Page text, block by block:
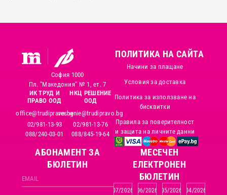
София 1000
Пл. "Македония" № 1, ет. 7
ИК ТРУД И
ПРАВО ООД
office@trudipravo.bg
02/981-13-93
088/240-03-01
НКЦ РЕШЕНИЕ
ООД
reshenie@trudipravo.bg
02/981-13-76
088/845-19-64
ПОЛИТИКА НА САЙТА
Начини за плащане
Условия за доставка
Политика за използване на
бисквитки
Правила за поверителност
и защита на личните данни
АБОНАМЕНТ ЗА
БЮЛЕТИН
MЕСЕЧЕН
ЕЛЕКТРОНЕН
БЮЛЕТИН
07/2026 06/2026 05/2026 04/2026